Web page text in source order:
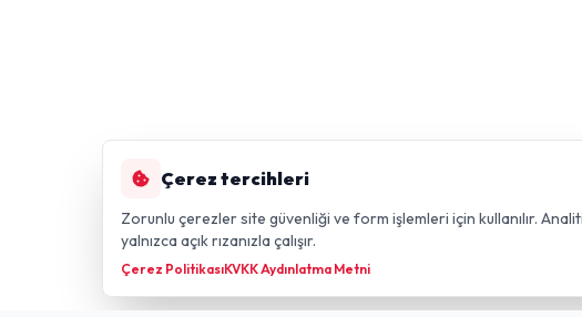
Çerez tercihleri
Zorunlu çerezler site güvenliği ve form işlemleri için kullanılır.
yalnızca açık rızanızla çalışır.
Çerez PolitikasıKVKK Aydınlatma Metni